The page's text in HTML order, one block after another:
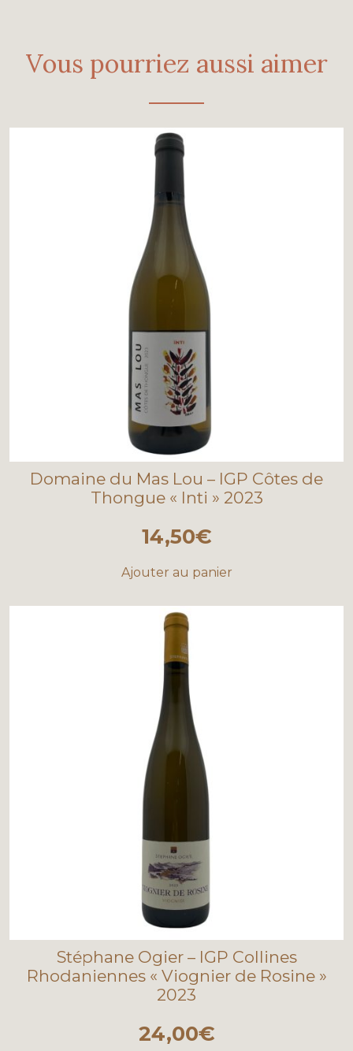
Vous pourriez aussi aimer
Domaine du Mas Lou – IGP Côtes de
Thongue « Inti » 2023
14,50€
Ajouter au panier
Stéphane Ogier – IGP Collines
Rhodaniennes « Viognier de Rosine »
2023
24,00€